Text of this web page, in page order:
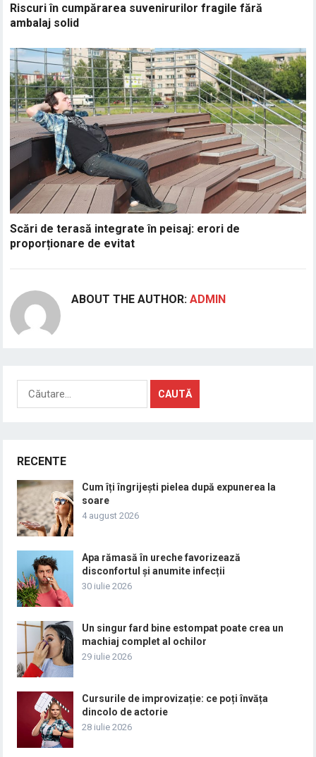
Riscuri în cumpărarea suvenirurilor fragile fără
ambalaj solid
Scări de terasă integrate în peisaj: erori de
proporționare de evitat
ABOUT THE AUTHOR:ADMIN
Caută
după:
RECENTE
Cum îți îngrijești pielea după expunerea la
soare
4 august 2026
Apa rămasă în ureche favorizează
disconfortul și anumite infecții
30 iulie 2026
Un singur fard bine estompat poate crea un
machiaj complet al ochilor
29 iulie 2026
Cursurile de improvizație: ce poți învăța
dincolo de actorie
28 iulie 2026